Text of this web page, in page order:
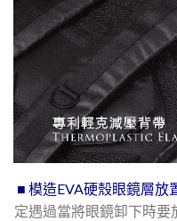
■ 模造EVA硬殼眼鏡層放
定遇過當將眼鏡卸下時